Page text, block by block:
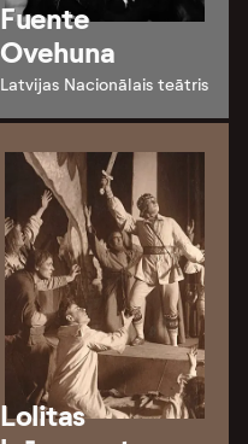
Fuente
Ovehuna
Latvijas Nacionālais teātris
Lolitas